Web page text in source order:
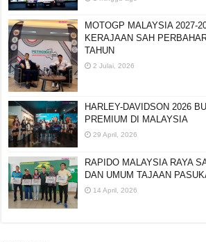
MOTOGP MALAYSIA 2027-
KERAJAAN SAH
TAHUN
2 Julai, 2026
HARLEY-DAVIDSON 2026
PREMIUM DI MALAYSIA
29 April, 2026
RAPIDO MALAYSIA RAYA
DAN UMUM TAJAAN
14 April, 2026